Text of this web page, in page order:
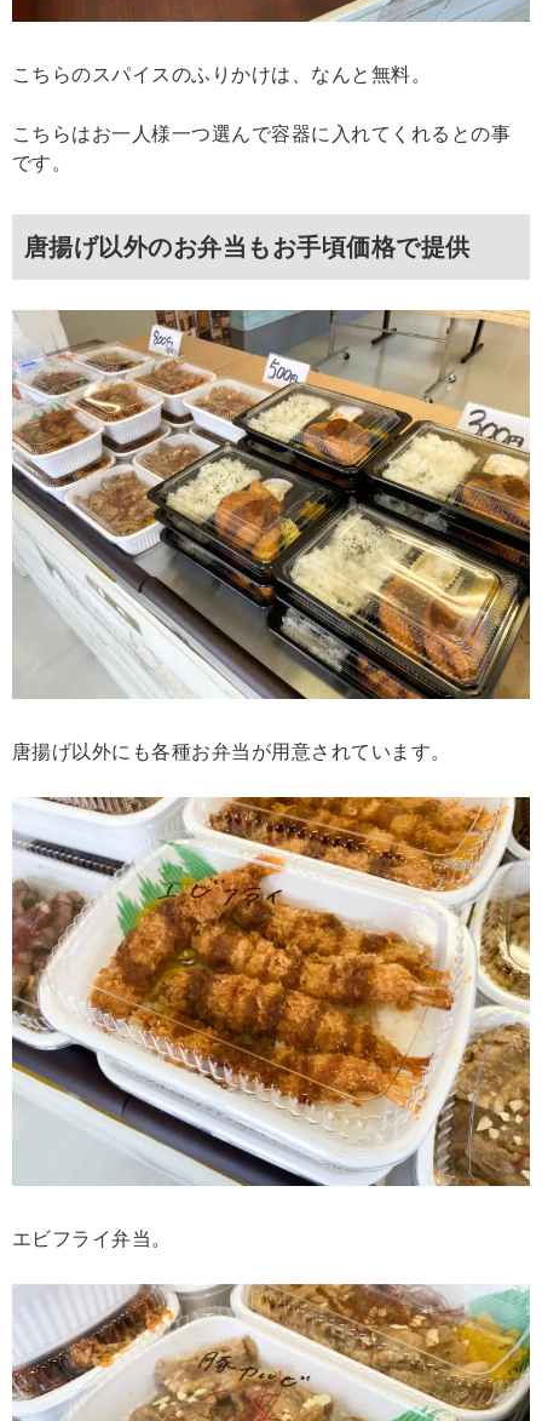
こちらのスパイスのふりかけは、なんと無料。
こちらはお一人様一つ選んで容器に入れてくれるとの事
です。
唐揚げ以外のお弁当もお手頃価格で提供
唐揚げ以外にも各種お弁当が用意されています。
エビフライ弁当。